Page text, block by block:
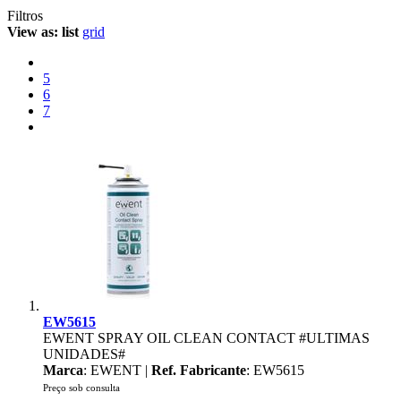
Filtros
View as: list grid
5
6
7
EW5615
EWENT SPRAY OIL CLEAN CONTACT #ULTIMAS
UNIDADES#
Marca: EWENT | Ref. Fabricante: EW5615
Preço sob consulta